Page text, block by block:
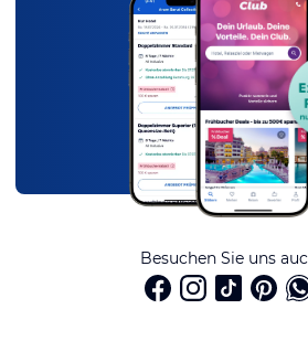
Besuchen Sie uns